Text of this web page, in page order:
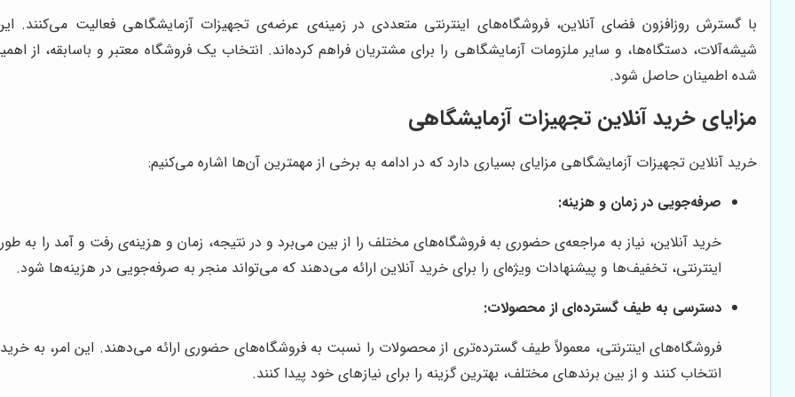
با گسترش روزافزون فضای آنلاین، فروشگاه‌های اینترنتی متعددی در زمینه‌ی عرضه‌ی تجهیزات آزمایشگاهی فعالیت می‌کنند.
شیشه‌آلات، دستگاه‌ها، و سایر ملزومات آزمایشگاهی را برای مشتریان فراهم کرده‌اند. انتخاب یک فروشگاه معتبر و باسابقه، از
شده اطمینان حاصل شود.
مزایای خرید آنلاین تجهیزات آزمایشگاهی
خرید آنلاین تجهیزات آزمایشگاهی مزایای بسیاری دارد که در ادامه به برخی از مهمترین آن‌ها اشاره می‌کنیم:
صرفه‌جویی در زمان و هزینه:
خرید آنلاین، نیاز به مراجعه‌ی حضوری به فروشگاه‌های مختلف را از بین می‌برد و در نتیجه، زمان و هزینه‌ی رفت و آمد را
اینترنتی، تخفیف‌ها و پیشنهادات ویژه‌ای را برای خرید آنلاین ارائه می‌دهند که می‌تواند منجر به صرفه‌جویی در هزینه‌ها شود.
دسترسی به طیف گسترده‌ای از محصولات:
فروشگاه‌های اینترنتی، معمولاً طیف گسترده‌تری از محصولات را نسبت به فروشگاه‌های حضوری ارائه می‌دهند. این امر، به
انتخاب کنند و از بین برندهای مختلف، بهترین گزینه را برای نیازهای خود پیدا کنند.